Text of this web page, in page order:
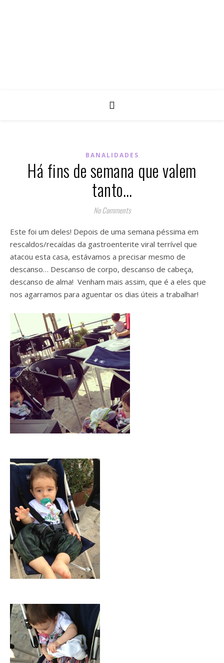
BANALIDADES
Há fins de semana que valem
tanto…
No Comments
Este foi um deles! Depois de uma semana péssima em
rescaldos/recaídas da gastroenterite viral terrível que
atacou esta casa, estávamos a precisar mesmo de
descanso… Descanso de corpo, descanso de cabeça,
descanso de alma! Venham mais assim, que é a eles que
nos agarramos para aguentar os dias úteis a trabalhar!